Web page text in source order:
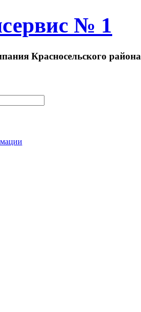
№ 1
Красносельского